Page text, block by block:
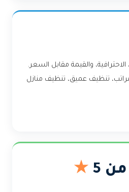
والقيمة مقابل السعر.
تنظيف عميق، تنظيف منازل
★